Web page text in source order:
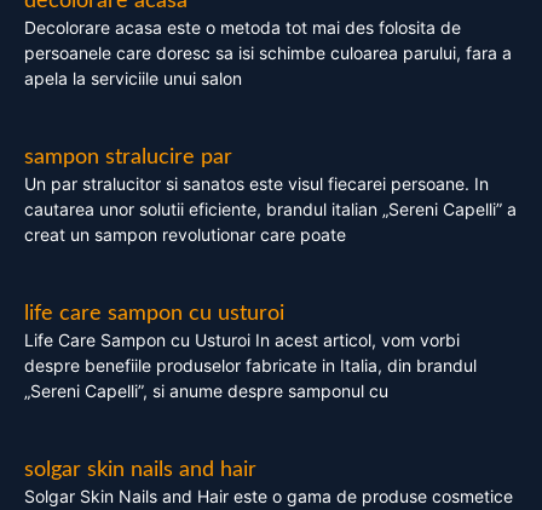
Decolorare acasa este o metoda tot mai des folosita de
persoanele care doresc sa isi schimbe culoarea parului, fara a
apela la serviciile unui salon
sampon stralucire par
Un par stralucitor si sanatos este visul fiecarei persoane. In
cautarea unor solutii eficiente, brandul italian „Sereni Capelli” a
creat un sampon revolutionar care poate
life care sampon cu usturoi
Life Care Sampon cu Usturoi In acest articol, vom vorbi
despre benefiile produselor fabricate in Italia, din brandul
„Sereni Capelli”, si anume despre samponul cu
solgar skin nails and hair
Solgar Skin Nails and Hair este o gama de produse cosmetice